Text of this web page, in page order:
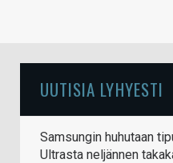
UUTISIA LYHYESTI
Samsungin huhutaan
Ultrasta neljännen